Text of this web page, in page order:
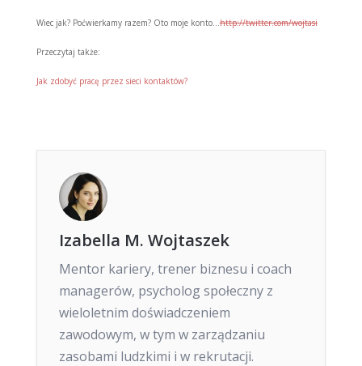
Wiec jak? Poćwierkamy razem? Oto moje konto…http://twitter.com/wojtasi
Przeczytaj także:
Jak zdobyć pracę przez sieci kontaktów?
Izabella M. Wojtaszek
Mentor kariery, trener biznesu i coach
managerów, psycholog społeczny z
wieloletnim doświadczeniem
zawodowym, w tym w zarządzaniu
zasobami ludzkimi i w rekrutacji.